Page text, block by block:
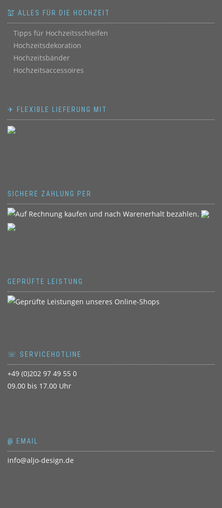
💒 ALLES FÜR DIE HOCHZEIT
Tipps für Hochzeitsschleifen
Hochzeitsdekoration
Hochzeitsbänder
Hochzeitsaccessoires
✈ FLEXIBLE LIEFERUNG MIT
SICHERE ZAHLUNG PER
GEPRÜFTE LEISTUNG
☏ SERVICEHOTLINE
+49 (0)202 97 49 55 0
09.00 bis 17.00 Uhr
@ EMAIL
info@aljo-design.de